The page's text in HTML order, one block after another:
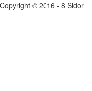
Copyright © 2016 - 8 Sidor